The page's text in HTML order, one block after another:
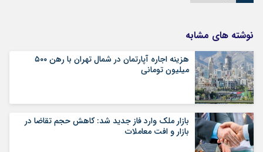
نوشته های مشابه
هزینه اجاره آپارتمان در شمال تهران با رهن ۵۰۰
میلیون تومانی
بازار ملک وارد فاز جدید شد: کاهش حجم تقاضا در
بازار و افت معاملات